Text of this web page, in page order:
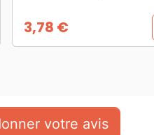
Prix
3,78 €
votre avis